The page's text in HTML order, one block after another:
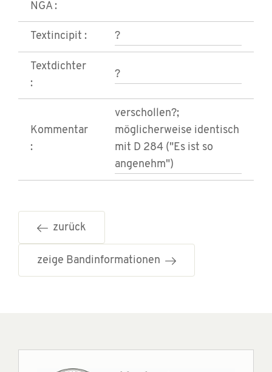
NGA :
Textincipit : ?
Textdichter
:
?
Kommentar
:
verschollen?;
möglicherweise identisch
mit D 284 ("Es ist so
angenehm")
zurück
zeige Bandinformationen